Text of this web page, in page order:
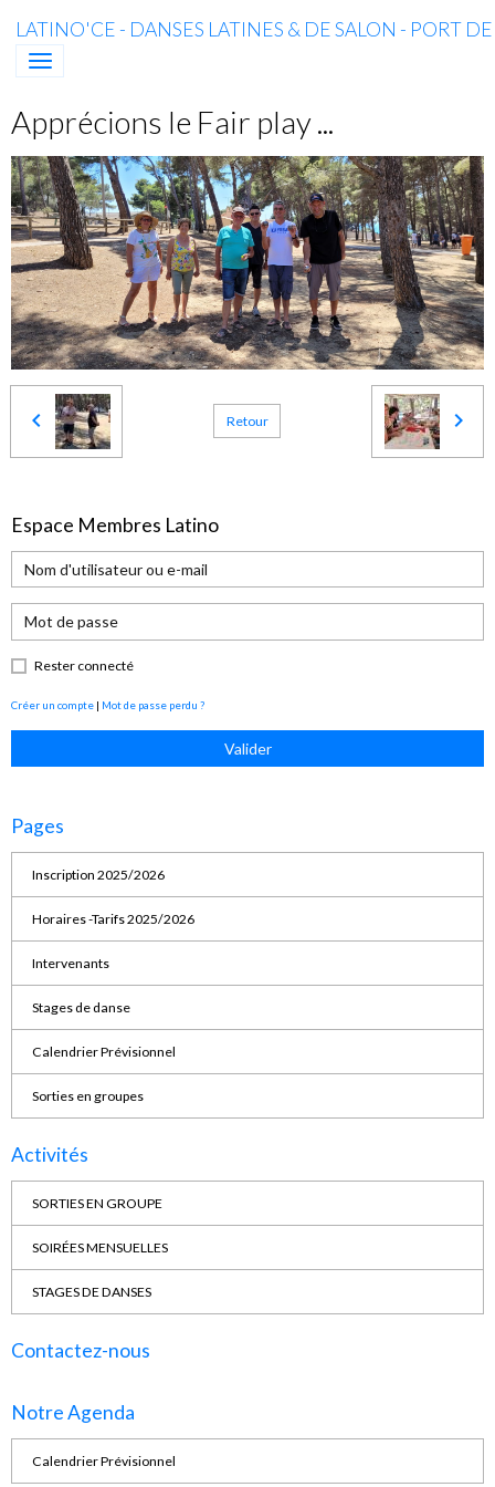
LATINO'CE - DANSES LATINES & DE SALON - PORT
Apprécions le Fair play ...
Retour
Espace Membres Latino
Rester connecté
Créer un compte | Mot de passe perdu ?
Valider
Pages
Inscription 2025/2026
Horaires -Tarifs 2025/2026
Intervenants
Stages de danse
Calendrier Prévisionnel
Sorties en groupes
Activités
SORTIES EN GROUPE
SOIRÉES MENSUELLES
STAGES DE DANSES
Contactez-nous
Notre Agenda
Calendrier Prévisionnel